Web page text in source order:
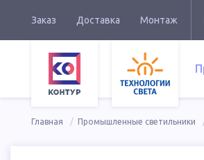
Заказ Доставка Монтаж
Главная Промышленные светильники